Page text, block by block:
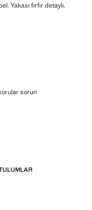
Yakası fırfır detaylı.
sorun